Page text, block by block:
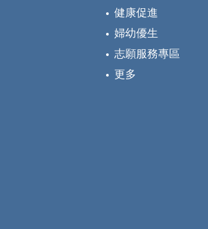
健康促進
婦幼優生
志願服務專區
更多